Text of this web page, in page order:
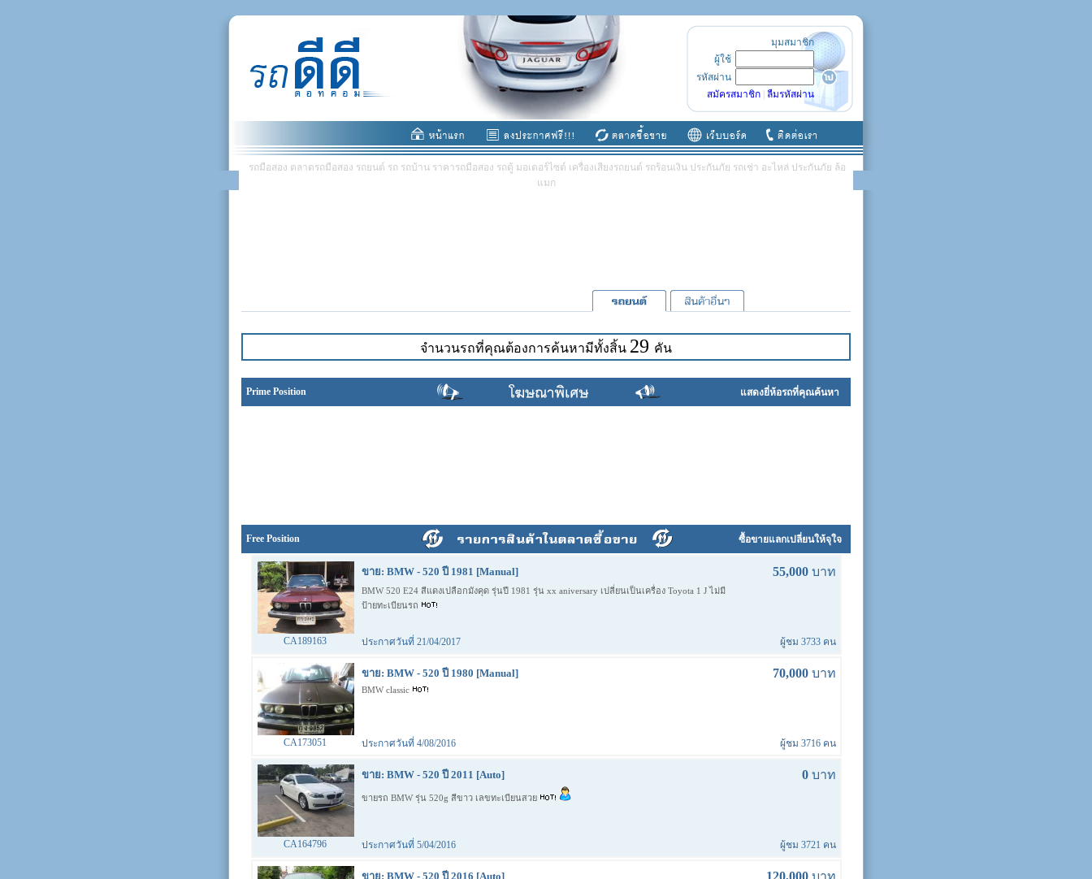
มุมสมาชิก
ผู้ใช้
รหัสผ่าน
สมัครสมาชิก ลืมรหัสผ่าน
รถมือสอง ตลาดรถมือสอง รถยนต์ รถ รถบ้าน ราคารถมือสอง รถตู้ มอเตอร์ไซต์ เครื่องเสียงรถยนต์ รถร้อนเงิน ประกันภัย รถเช่า อะไหล่ ประกันภัย ล้อ
แมก
จำนวนรถที่คุณต้องการค้นหามีทั้งสิ้น 29 คัน
Prime Position แสดงยี่ห้อรถที่คุณค้นหา
Free Position ซื้อขายแลกเปลี่ยนให้จุใจ
ขาย: BMW - 520 ปี 1981 [Manual] 55,000บาท
BMW 520 E24 สีแดงเปลือกมังคุด รุ่นปี 1981 รุ่น xx aniversary เปลี่ยนเป็นเครื่อง Toyota 1 J ไม่มี
ป้ายทะเบียนรถ
CA189163 ประกาศวันที่ 21/04/2017 ผู้ชม 3733 คน
ขาย: BMW - 520 ปี 1980 [Manual] 70,000บาท
BMW classic
CA173051 ประกาศวันที่ 4/08/2016 ผู้ชม 3716 คน
ขาย: BMW - 520 ปี 2011 [Auto] 0บาท
ขายรถ BMW รุ่น 520g สีขาว เลขทะเบียนสวย
CA164796 ประกาศวันที่ 5/04/2016 ผู้ชม 3721 คน
ขาย: BMW - 520 ปี 2016 [Auto] 120,000บาท